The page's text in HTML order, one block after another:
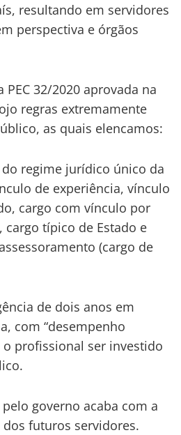
resultando em servidores
perspectiva e órgãos
32/2020 aprovada na
regras extremamente
as quais elencamos:
regime jurídico único da
de experiência, vínculo
cargo com vínculo por
típico de Estado e
(cargo de
de dois anos em
com “desempenho
o profissional ser investido
governo acaba com a
futuros servidores.